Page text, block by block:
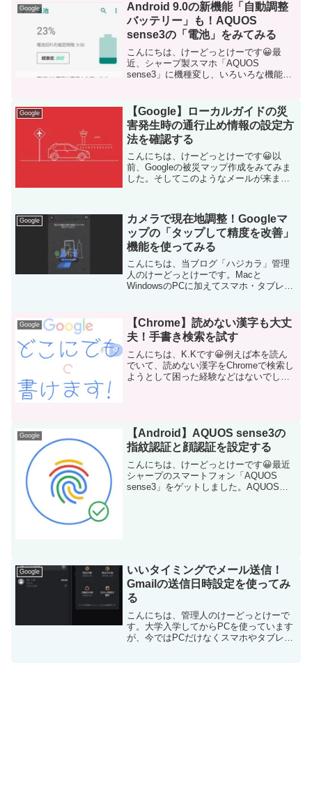
Google
Android 9.0の新機能「自動調整
バッテリー」も！AQUOS
sense3の「電池」をみてみる
こんにちは、けーどっとけーです😀最
近、シャープ製スマホ「AQUOS
sense3」に機種変し、いろいろな機能を
様々な追加機能があります。利...
Google
【Google】ローカルガイドの災
害発生時の通行止め情報の設定方
法を確認する
こんにちは、けーどっとけーです😀以
前、Googleの被災マップ作成をみてみま
した。そしてこのようなメールが来まし
プで共有する方法へのリンクが載ってい
ます。実際に震...
Google
カメラで現在地調整！Googleマ
ップの「タップして精度を改善」
機能を使ってみる
こんにちは、当ブログ「ハジカラ」管理
人のけーどっとけーです。Macと
WindowsのPCに加えてスマホ・タブレッ
発見を当ブログで紹介しています。ほぼ
毎日更新しているので...
Google
【Chrome】読めない漢字も大丈
夫！手書き検索を試す
こんにちは、K.Kです😀例えば本を読ん
でいて、読めない漢字をChromeで検索し
ようとして困った経験などはないでしょ
Google
【Android】AQUOS sense3の
指紋認証と顔認証を設定する
こんにちは、けーどっとけーです😀最近
シャープのスマートフォン「AQUOS
sense3」をゲットしました。AQUOS
Google
いいタイミングでメール送信！
Gmailの送信日時設定を使ってみ
る
こんにちは、管理人のけーどっとけーで
す。大学入学してからPCを使っています
が、今ではPCだけなくスマホやタブレッ